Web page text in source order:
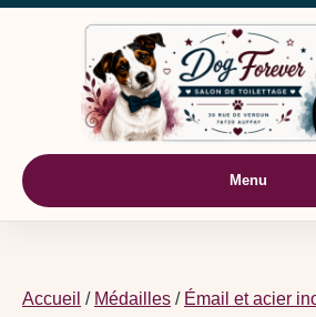
Aller au contenu
Menu
Accueil / Médailles / Émail et acier